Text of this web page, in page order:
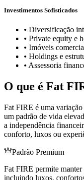
Investimentos Sofisticados
• Diversificação
• Private equity e
• Imóveis
• Holdings e
• Assessoria
O que é Fat
Fat FIRE é uma
um padrão de vida
a independência
conforto, luxos ou
Padrão Premium
Fat FIRE permite manter
incluindo luxos,